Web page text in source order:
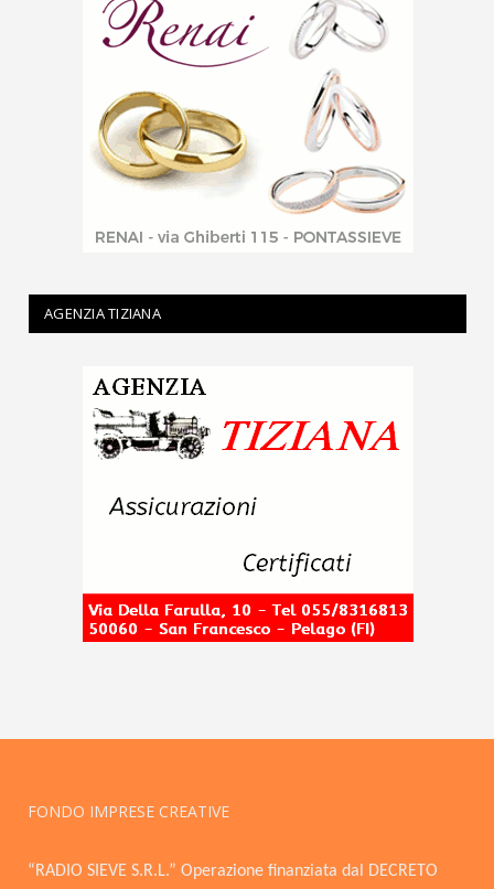
AGENZIA TIZIANA
FONDO IMPRESE CREATIVE
“RADIO SIEVE S.R.L.” Operazione finanziata dal DECRETO